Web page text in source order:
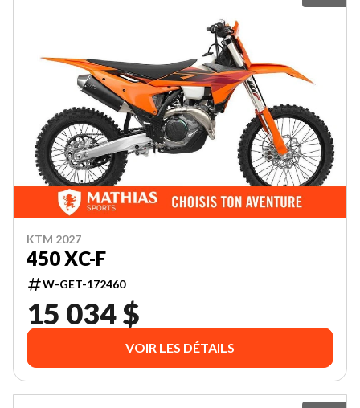
KTM 2027
450 XC-F
W-GET-172460
15 034 $
VOIR LES DÉTAILS